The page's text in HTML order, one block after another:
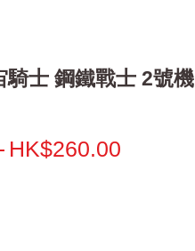
騎士 鋼鐵戰士 2號機
一
HK$260.00